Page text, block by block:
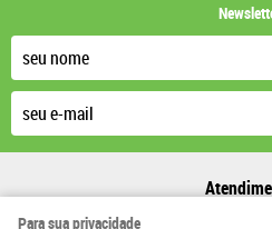
Para sua privacidade